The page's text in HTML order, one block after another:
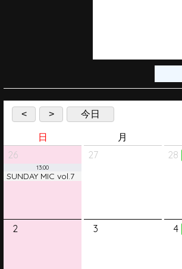
< > 今日
日 月
26
13:00
SUNDAY MIC vol.7
27 28
2 3 4